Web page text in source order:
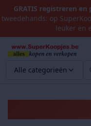
GRATIS registreren en
tweedehands: op
leuker en
Alle categorieën